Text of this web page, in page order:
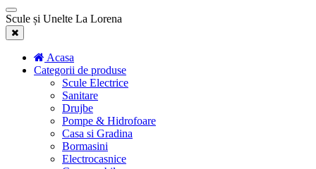
Scule și Unelte La Lorena
Acasa
Categorii de produse
Scule Electrice
Sanitare
Drujbe
Pompe & Hidrofoare
Casa si Gradina
Bormasini
Electrocasnice